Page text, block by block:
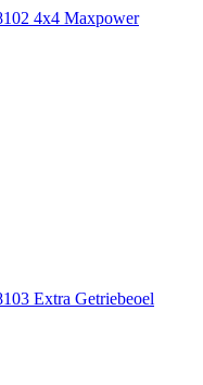
4x4 Maxpower
Extra Getriebeoel